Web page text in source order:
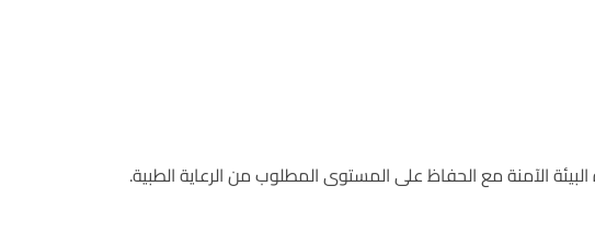
الآمنة مع الحفاظ على المستوى المطلوب من الرعاية الطبية.